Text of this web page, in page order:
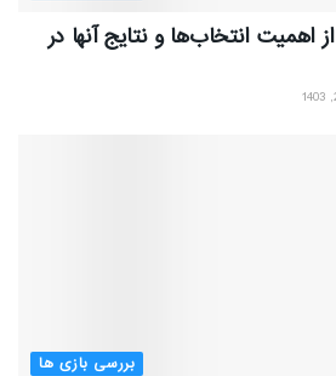
توسعه دهنده Avowed از اهمیت انتخاب‌ها و نتایج آنها در
بررسی بازی ها